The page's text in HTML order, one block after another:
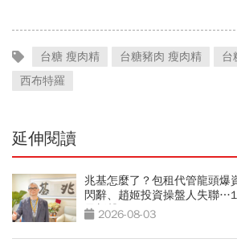
台糖 瘦肉精 台糖豬肉 瘦肉精
台
西布特羅
延伸閱讀
兆基怎麼了？包租代管龍頭爆
閃辭、趙姬投資操盤人失聯
最新聲明
2026-08-03